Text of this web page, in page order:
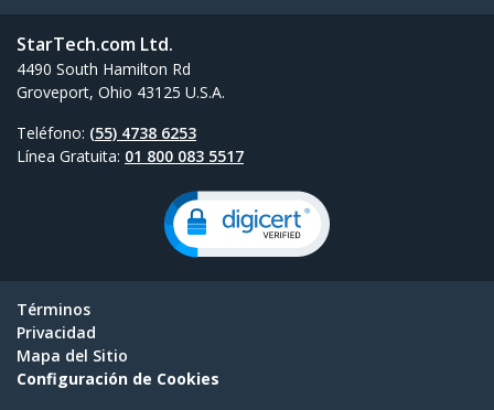
StarTech.com Ltd.
4490 South Hamilton Rd
Groveport, Ohio 43125 U.S.A.
Teléfono: (55) 4738 6253
Línea Gratuita: 01 800 083 5517
Términos
Privacidad
Mapa del Sitio
Configuración de Cookies